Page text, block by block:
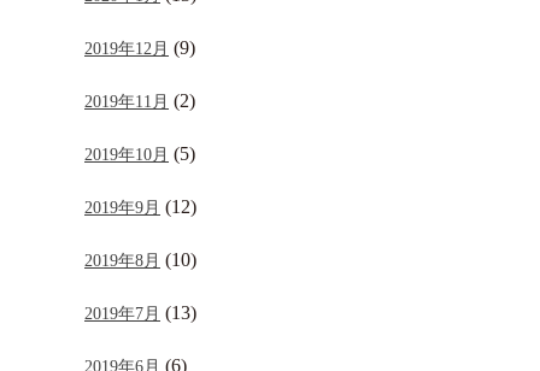
2019年12月 (9)
2019年11月 (2)
2019年10月 (5)
2019年9月 (12)
2019年8月 (10)
2019年7月 (13)
2019年6月 (6)